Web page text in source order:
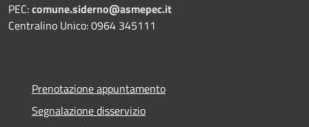
PEC:comune.siderno@asmepec.it
Centralino Unico: 0964 345111
Prenotazione appuntamento
Segnalazione disservizio